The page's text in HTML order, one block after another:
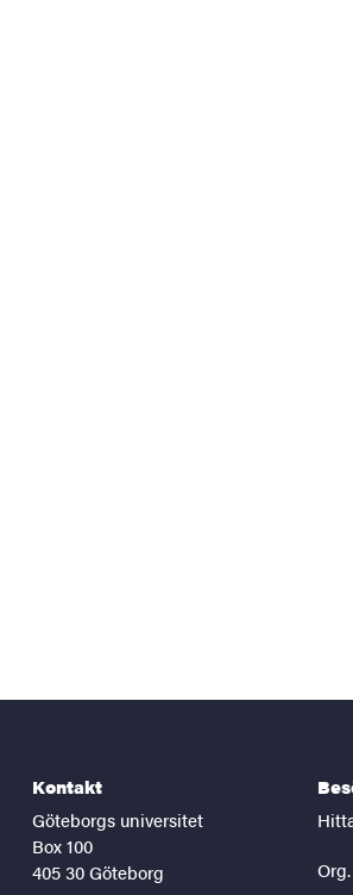
Kontakt
Göteborgs universitet
Box 100
405 30 Göteborg